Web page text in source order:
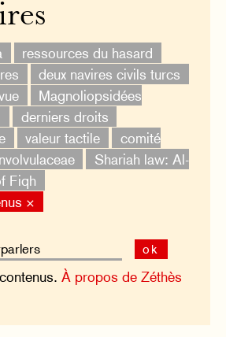
ressources du hasard
deux navires civils turcs
Magnoliopsidées
derniers droits
valeur tactile
comité
Shariah law: Al-
Fiqh
×
ok
À propos de Zéthès